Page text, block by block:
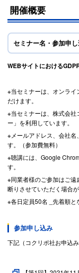
導入実績
開催概要
セミナー名・参加申
WEBサイトにおける
※当セミナーは、オンラ
だけます。
※当セミナーは、株式会
ー」を利用しています。
※メールアドレス、会社名
す。（参加費無料）
※聴講には、Google
す。
※同業者様のご参加はご
断りさせていただく場合が
※各日定員50名 _先着順と
参加申し込み
下記（コクリポ社お申込